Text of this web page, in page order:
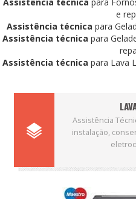
e
Assistência técnica para
Assistência técnica para
Assistência técnica para Lava
Assistência
instalação,